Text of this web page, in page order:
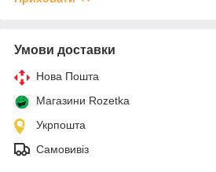
Умови доставки
Нова Пошта
Магазини Rozetka
Укрпошта
Самовивіз